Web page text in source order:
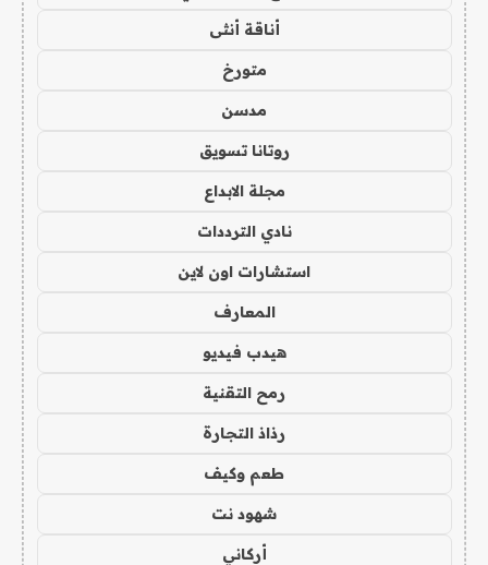
أناقة أنثى
متورخ
مدسن
روتانا تسويق
مجلة الابداع
نادي الترددات
استشارات اون لاين
المعارف
هيدب فيديو
رمح التقنية
رذاذ التجارة
طعم وكيف
شهود نت
أركاني